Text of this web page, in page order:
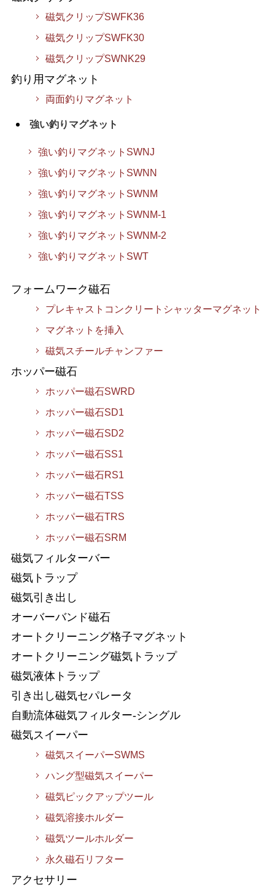
磁気クリップSWFK36
磁気クリップSWFK30
磁気クリップSWNK29
釣り用マグネット
両面釣りマグネット
強い釣りマグネット
強い釣りマグネットSWNJ
強い釣りマグネットSWNN
強い釣りマグネットSWNM
強い釣りマグネットSWNM-1
強い釣りマグネットSWNM-2
強い釣りマグネットSWT
フォームワーク磁石
プレキャストコンクリートシャッターマグネット
マグネットを挿入
磁気スチールチャンファー
ホッパー磁石
ホッパー磁石SWRD
ホッパー磁石SD1
ホッパー磁石SD2
ホッパー磁石SS1
ホッパー磁石RS1
ホッパー磁石TSS
ホッパー磁石TRS
ホッパー磁石SRM
磁気フィルターバー
磁気トラップ
磁気引き出し
オーバーバンド磁石
オートクリーニング格子マグネット
オートクリーニング磁気トラップ
磁気液体トラップ
引き出し磁気セパレータ
自動流体磁気フィルター-シングル
磁気スイーパー
磁気スイーパーSWMS
ハング型磁気スイーパー
磁気ピックアップツール
磁気溶接ホルダー
磁気ツールホルダー
永久磁石リフター
アクセサリー